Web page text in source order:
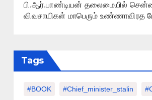
பி.ஆர்.பாண்டியன் தலைமையில்
விவசாயிகள் மாபெரும் உண்ணாவிரத
Tags
#BOOK #chief_minister_stalin